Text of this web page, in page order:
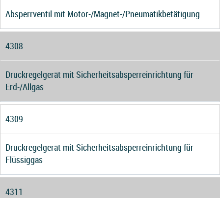
Absperrventil mit Motor-/Magnet-/Pneumatikbetätigung
4308
Druckregelgerät mit Sicherheitsabsperreinrichtung für
Erd-/Allgas
4309
Druckregelgerät mit Sicherheitsabsperreinrichtung für
Flüssiggas
4311